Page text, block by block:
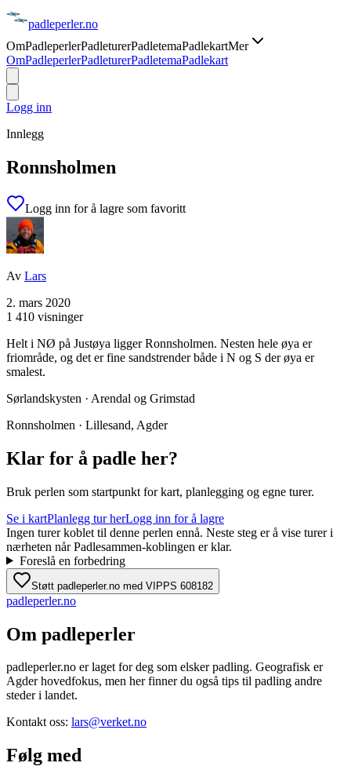
padleperler.no
OmPadleperlerPadleturerPadletemaPadlekartMer
OmPadleperlerPadleturerPadletemaPadlekart
Logg inn
Innlegg
Ronnsholmen
Logg inn for å lagre som favoritt
Av Lars
2. mars 2020
1 410 visninger
Helt i NØ på Justøya ligger Ronnsholmen. Nesten hele øya er
friområde, og det er fine sandstrender både i N og S der øya er
smalest.
Sørlandskysten · Arendal og Grimstad
Ronnsholmen · Lillesand, Agder
Klar for å padle her?
Bruk perlen som startpunkt for kart, planlegging og egne turer.
Se i kartPlanlegg tur herLogg inn for å lagre
Ingen turer koblet til denne perlen ennå. Neste steg er å vise turer i
nærheten når Padlesammen-koblingen er klar.
Foreslå en forbedring
Støtt padleperler.no med VIPPS 608182
padleperler.no
Om padleperler
padleperler.no er laget for deg som elsker padling. Geografisk er
Agder hovedfokus, men her finner du også tips til padling andre
steder i landet.
Kontakt oss: lars@verket.no
Følg med